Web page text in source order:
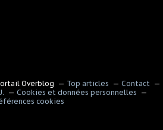
Overblog Top articles
Contact
Cookies et données personnelles
cookies